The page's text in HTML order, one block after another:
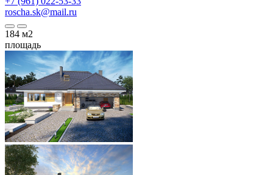
roscha.sk@mail.ru
184 м2
площадь